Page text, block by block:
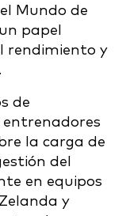
Mundo de
papel
rendimiento y
de
la carga de
del
en equipos
y